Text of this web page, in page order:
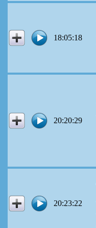
18:05:18
20:20:29
20:23:22